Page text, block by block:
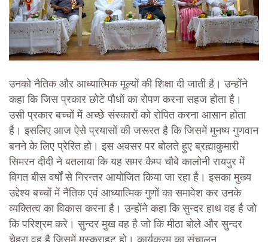
उनको नैतिक और आध्यात्मिक मूल्यों की शिक्षा दी जाती है। उन्होंने
कहा कि जिस प्रकार छोटे पौधों का रोपण करना सहज होता है।
उसी प्रकार बच्चों में अच्छे संस्कारों को रोपित करना आसान होता
है। इसलिए आज ऐसे प्रयासों की जरूरत है कि जिसमें मुनष्य गुणवान
बनने के लिए प्रेरित हो। इस अवसर पर बोलते हुए ब्रह्माकुमारी
सिमरन दीदी ने बतलाया कि यह समर कैम्प चौबे कालोनी रायपुर में
विगत बीस वर्षों से निरन्तर आयोजित किया जा रहा है। इसका मुख्य
उद्देश्य बच्चों में नैतिक एवं आध्यात्मिक गुणों का समावेश कर उनके
व्यक्तित्व का विकास करना है। उन्होंने कहा कि सुन्दर हाथ वह है जो
कि परिश्रम करे। सुन्दर मुख वह है जो कि मीठा बोले और सुन्दर